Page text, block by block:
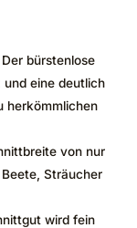
Der bürstenlose
eine deutlich
herkömmlichen
von nur
Sträucher
wird fein